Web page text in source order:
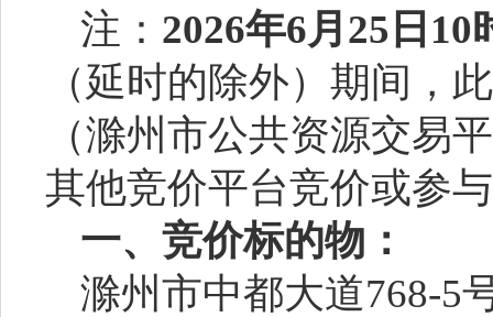
注： 2026年6月 25 日 10
（延时的除外）期间，
（滁州市公共资源交易
其他竞价平台竞价或参
一、竞价标的物：
滁州市中都大道768-5